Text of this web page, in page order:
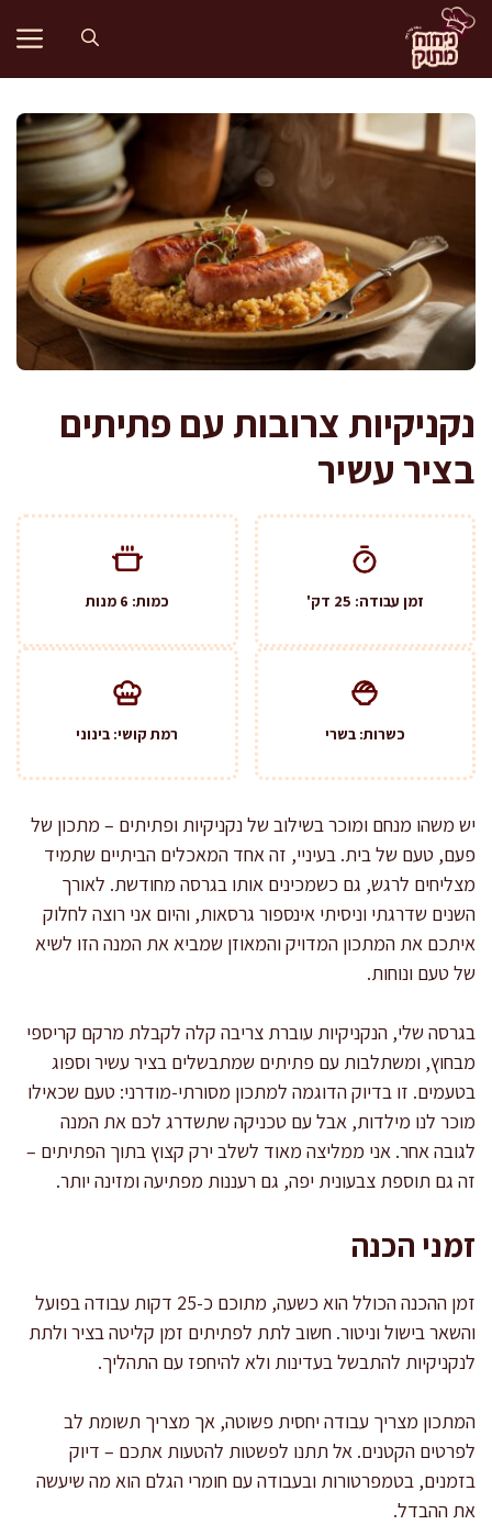
לדלג
לתוכן
נקניקיות צרובות עם פתיתים
בציר עשיר
זמן עבודה: 25 דק' כמות: 6 מנות
כשרות: בשרי רמת קושי: בינוני
יש משהו מנחם ומוכר בשילוב של נקניקיות ופתיתים – מתכון של
פעם, טעם של בית. בעיניי, זה אחד המאכלים הביתיים שתמיד
מצליחים לרגש, גם כשמכינים אותו בגרסה מחודשת. לאורך
השנים שדרגתי וניסיתי אינספור גרסאות, והיום אני רוצה לחלוק
איתכם את המתכון המדויק והמאוזן שמביא את המנה הזו לשיא
של טעם ונוחות.
בגרסה שלי, הנקניקיות עוברת צריבה קלה לקבלת מרקם קריספי
מבחוץ, ומשתלבות עם פתיתים שמתבשלים בציר עשיר וספוג
בטעמים. זו בדיוק הדוגמה למתכון מסורתי-מודרני: טעם שכאילו
מוכר לנו מילדות, אבל עם טכניקה שתשדרג לכם את המנה
לגובה אחר. אני ממליצה מאוד לשלב ירק קצוץ בתוך הפתיתים –
זה גם תוספת צבעונית יפה, גם רעננות מפתיעה ומזינה יותר.
זמני הכנה
זמן ההכנה הכולל הוא כשעה, מתוכם כ-25 דקות עבודה בפועל
והשאר בישול וניטור. חשוב לתת לפתיתים זמן קליטה בציר ולתת
לנקניקיות להתבשל בעדינות ולא להיחפז עם התהליך.
המתכון מצריך עבודה יחסית פשוטה, אך מצריך תשומת לב
לפרטים הקטנים. אל תתנו לפשטות להטעות אתכם – דיוק
בזמנים, בטמפרטורות ובעבודה עם חומרי הגלם הוא מה שיעשה
את ההבדל.